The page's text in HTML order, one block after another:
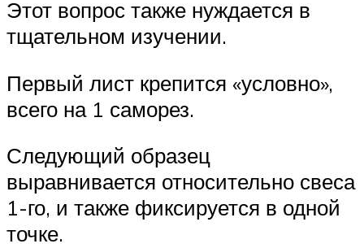
Этот вопрос также нуждается в
тщательном изучении.
Первый лист крепится «условно»,
всего на 1 саморез.
Следующий образец
выравнивается относительно свеса
1-го, и также фиксируется в одной
точке.